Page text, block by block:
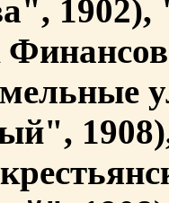
1902),